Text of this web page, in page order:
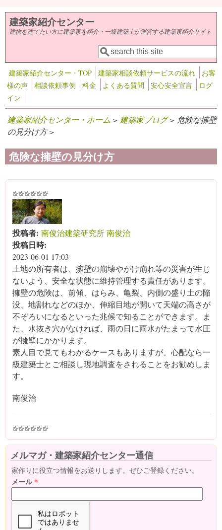
メインコンテンツに移動
建築家紹介センター
建物を建てたい方に建築家を紹介・一級建築士が運営する建築家紹介サイト
検索フォーム
検索
建築家紹介センター・TOP 建築家相談依頼サービスの流れ
お客
様の声
相談依頼事例 料金 よくある質問 安心安全宣言
ログ
イン
建築家紹介センター・ホーム > 建築家ブログ> 危険な擁壁
の見分け方 >
危険な擁壁の見分け方
(link is external)
(link is external)
(link is external)
(link is external)
(link is external)
(link is external)
投稿者: 南俊治建築研究所 南俊治
投稿日時:
2023-06-01 17:03
土地の所有者は、擁壁の崩壊やがけ崩れ等の災害が生じ
ないよう、安全な状態に維持管理する責任があります。
擁壁の危険は、前傾、はらみ、亀裂、内側の盛り土の陥
没、地割れなどのほか、伸縮目地が開いて天端の高さが
不ぞろいになるといった兆候で知ることができます。ま
た、水抜き穴がなければ、雨の日に雨水がたまって水圧
が擁壁にかかります。
素人目で見てもわかるケースもありますが、心配なら一
級建築士とご相談し現地調査をされることをお勧めしま
す。
南俊治
(link is external)
(link is external)
(link is external)
(link is external)
(link is external)
(link is external)
メルマガ・建築家紹介センター通信
家作りに役立つ情報をお送りします。ぜひご登録ください。
メール*